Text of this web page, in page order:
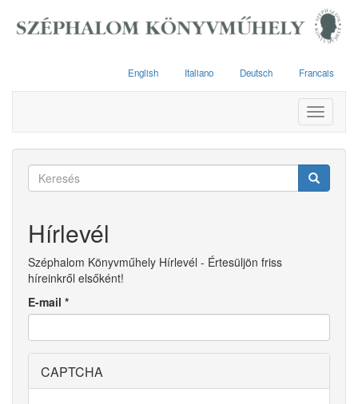
English Italiano Deutsch Francais
Toggle
Keresés
Hírlevél
Széphalom Könyvműhely Hírlevél - Értesüljön friss
híreinkről elsőként!
E-mail *
CAPTCHA